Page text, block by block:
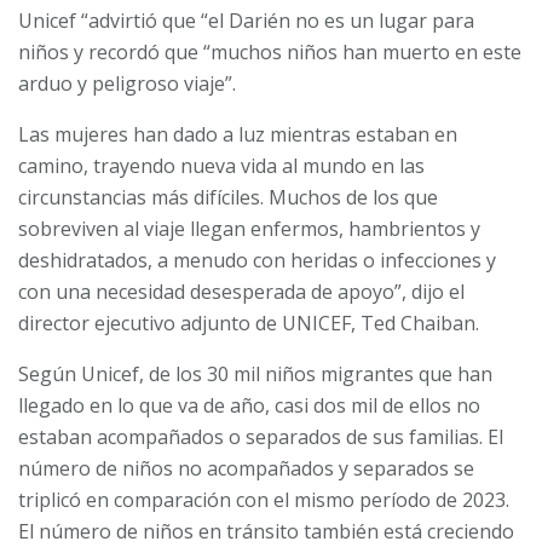
Unicef “advirtió que “el Darién no es un lugar para
niños y recordó que “muchos niños han muerto en este
arduo y peligroso viaje”.
Las mujeres han dado a luz mientras estaban en
camino, trayendo nueva vida al mundo en las
circunstancias más difíciles. Muchos de los que
sobreviven al viaje llegan enfermos, hambrientos y
deshidratados, a menudo con heridas o infecciones y
con una necesidad desesperada de apoyo”, dijo el
director ejecutivo adjunto de UNICEF, Ted Chaiban.
Según Unicef, de los 30 mil niños migrantes que han
llegado en lo que va de año, casi dos mil de ellos no
estaban acompañados o separados de sus familias. El
número de niños no acompañados y separados se
triplicó en comparación con el mismo período de 2023.
El número de niños en tránsito también está creciendo